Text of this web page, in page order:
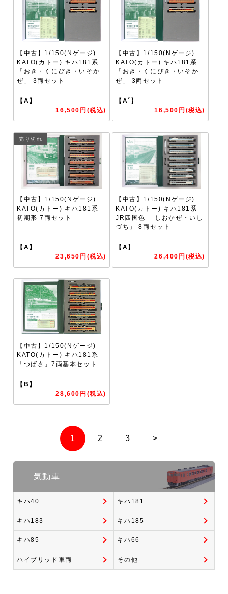
【中古】1/150(Nゲージ)
KATO(カトー) キハ181系
「おき・くにびき・いそか
ぜ」 3両セット
【A】
16,500円(税込)
【中古】1/150(Nゲージ)
KATO(カトー) キハ181系
「おき・くにびき・いそか
ぜ」 3両セット
【A´】
16,500円(税込)
売り切れ
【中古】1/150(Nゲージ)
KATO(カトー) キハ181系
初期形 7両セット
【A】
23,650円(税込)
【中古】1/150(Nゲージ)
KATO(カトー) キハ181系
JR四国色 「しおかぜ・いし
づち」 8両セット
【A】
26,400円(税込)
【中古】1/150(Nゲージ)
KATO(カトー) キハ181系
「つばさ」7両基本セット
【B】
28,600円(税込)
1 2 3 >
気動車
キハ40 キハ181
キハ183 キハ185
キハ85 キハ66
ハイブリッド車両 その他